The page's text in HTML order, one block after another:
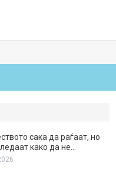
сака да раѓаат, но
како да не…